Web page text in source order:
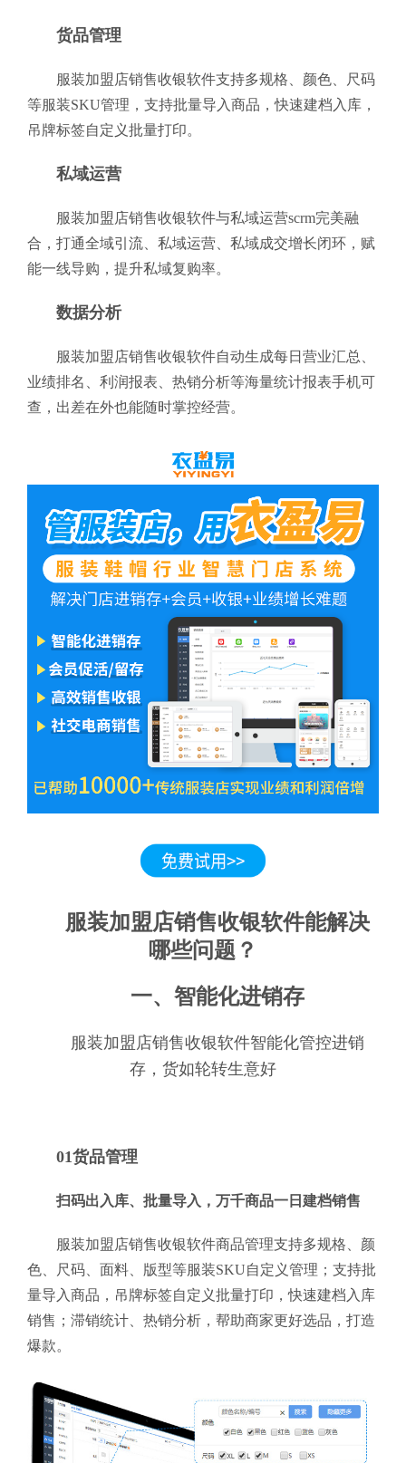
货品管理
服装加盟店销售收银软件支持多规格、颜色、尺码
等服装SKU管理，支持批量导入商品，快速建档入库，
吊牌标签自定义批量打印。
私域运营
服装加盟店销售收银软件与私域运营scrm完美融
合，打通全域引流、私域运营、私域成交增长闭环，赋
能一线导购，提升私域复购率。
数据分析
服装加盟店销售收银软件自动生成每日营业汇总、
业绩排名、利润报表、热销分析等海量统计报表手机可
查，出差在外也能随时掌控经营。
服装加盟店销售收银软件能解决
哪些问题？
一、智能化进销存
服装加盟店销售收银软件智能化管控进销
存，货如轮转生意好
01货品管理
扫码出入库、批量导入，万千商品一日建档销售
服装加盟店销售收银软件商品管理支持多规格、颜
色、尺码、面料、版型等服装SKU自定义管理；支持批
量导入商品，吊牌标签自定义批量打印，快速建档入库
销售；滞销统计、热销分析，帮助商家更好选品，打造
爆款。